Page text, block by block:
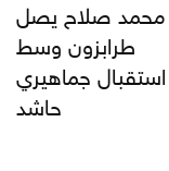
محمد صلاح يصل
طرابزون وسط
استقبال جماهيري
حاشد